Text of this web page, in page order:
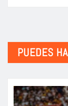
PUEDES